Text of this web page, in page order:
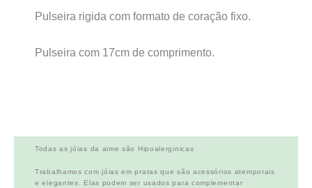
Pulseira rigida com formato de coração fixo.
Pulseira com 17cm de comprimento.
Todas as jóias da aime são Hipoalerginicas
Trabalhamos com jóias em pratas que são acessórios atemporais
e elegantes. Elas podem ser usados para complementar